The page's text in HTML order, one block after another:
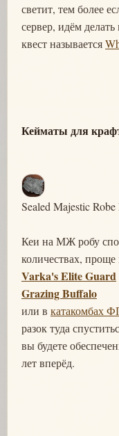
светит, тем более
сервер, идём
квест называется
Кейматы для
Sealed Majestic Robe
Кеи на МЖ робу
количествах, проще
Varka's Elite Guard
Grazing Buffalo
или в катакомбах
разок туда
вы будете
лет вперёд.